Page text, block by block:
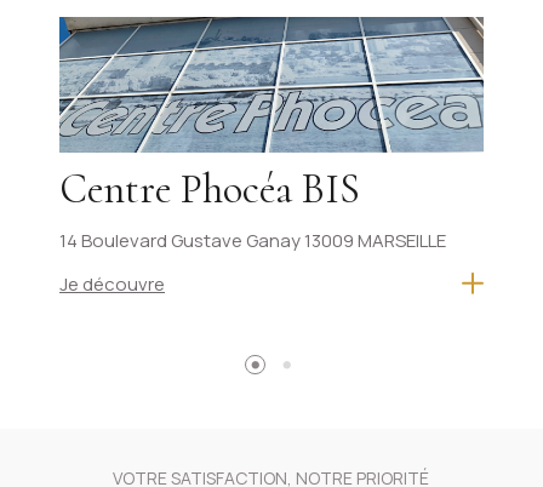
Centre Phocéa BIS
14 Boulevard Gustave Ganay13009 MARSEILLE
Je découvre
VOTRE SATISFACTION, NOTRE PRIORITÉ